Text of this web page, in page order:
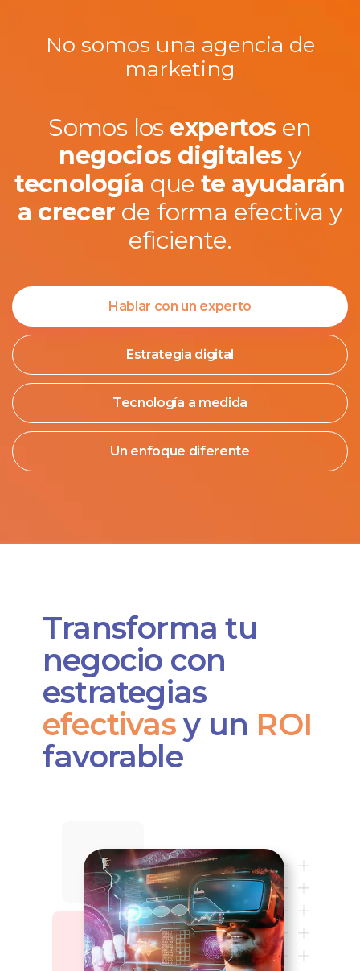
No somos una agencia de
marketing
Somos los expertos en
negocios digitales y
tecnología quete ayudarán
a crecer de forma efectiva y
eficiente.
Hablar con un experto
Estrategia digital
Tecnología a medida
Un enfoque diferente
Transforma tu
negocio con
estrategias
efectivasy un ROI
favorable